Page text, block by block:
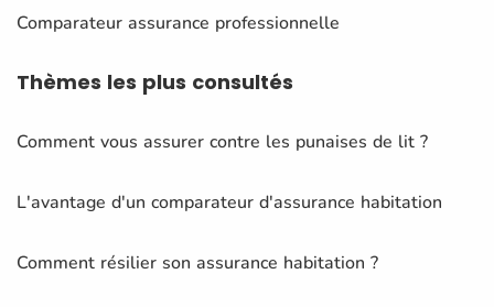
Comparateur assurance professionnelle
Thèmes les plus consultés
Comment vous assurer contre les punaises de lit ?
L'avantage d'un comparateur d'assurance habitation
Comment résilier son assurance habitation ?